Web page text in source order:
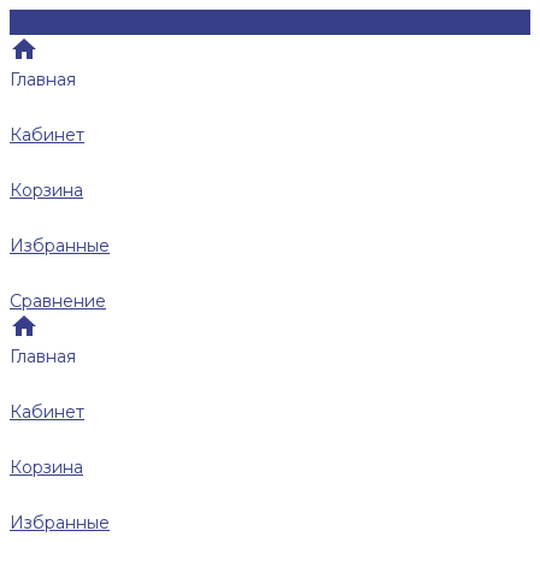
Главная
Кабинет
Корзина
Избранные
Сравнение
Главная
Кабинет
Корзина
Избранные